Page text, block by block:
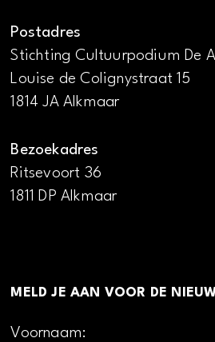
Postadres
Stichting Cultuurpodium De
Louise de Colignystraat 15
1814 JA Alkmaar
Bezoekadres
Ritsevoort 36
1811 DP Alkmaar
MELD JE AAN VOOR DE
Voornaam: